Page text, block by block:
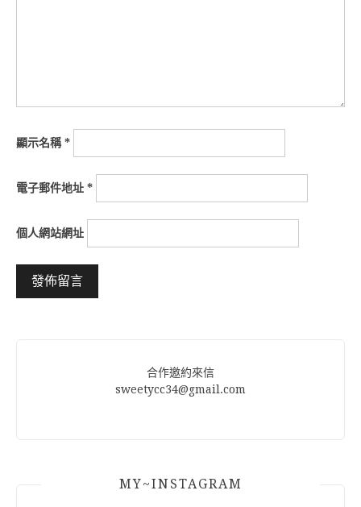
顯示名稱*
電子郵件地址 *
個人網站網址
合作邀約來信
sweetycc34@gmail.com
MY~INSTAGRAM